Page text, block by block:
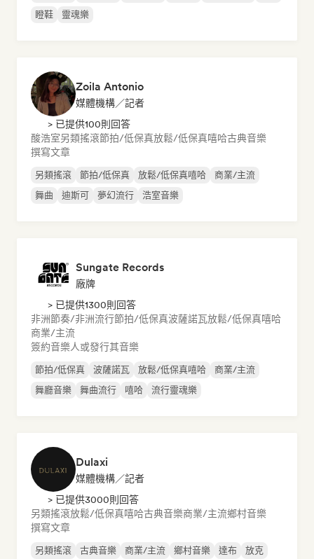
瞪鞋
靈魂樂
Zoila Antonio
媒體機構／記者
> 已提供100則回答
酸浩室另類搖滾節拍/低保真放鬆/低保真嘻哈古典音樂
撰寫文章
另類搖滾 節拍/低保真 放鬆/低保真嘻哈
商業/主流
舞曲
迪斯可 夢幻流行 浩室音樂
Sungate Records
廠牌
> 已提供1300則回答
非洲節奏/非洲流行節拍/低保真波薩諾瓦放鬆/低保真嘻哈
商業/主流
簽約音樂人或發行其音樂
節拍/低保真 波薩諾瓦 放鬆/低保真嘻哈
商業/主流
舞廳音樂
舞曲流行 嘻哈 流行靈魂樂
Dulaxi
媒體機構／記者
> 已提供3000則回答
另類搖滾放鬆/低保真嘻哈古典音樂商業/主流鄉村音樂
撰寫文章
另類搖滾 古典音樂 商業/主流 鄉村音樂 達布 放克